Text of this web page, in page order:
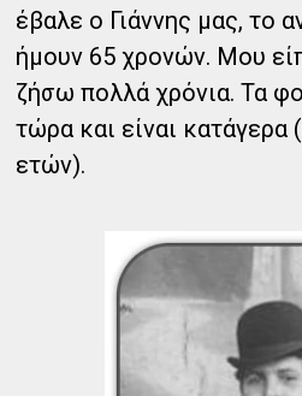
έβαλε ο Γιάννης μας, το
ήμουν 65 χρονών. Μου
ζήσω πολλά χρόνια. Τα
τώρα και είναι κατάγερα
ετών).